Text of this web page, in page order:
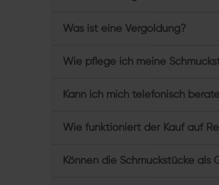
Was ist eine Vergoldung?
Wie pflege ich meine
Kann ich mich telefonisch
Wie funktioniert der Kauf auf
Können die Schmuckstücke